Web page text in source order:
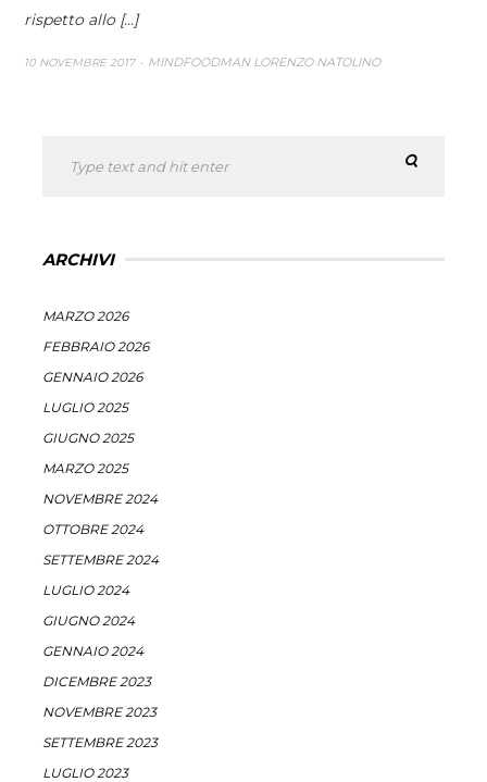
rispetto allo [...]
10 NOVEMBRE 2017 MINDFOODMAN LORENZO NATOLINO
ARCHIVI
MARZO 2026
FEBBRAIO 2026
GENNAIO 2026
LUGLIO 2025
GIUGNO 2025
MARZO 2025
NOVEMBRE 2024
OTTOBRE 2024
SETTEMBRE 2024
LUGLIO 2024
GIUGNO 2024
GENNAIO 2024
DICEMBRE 2023
NOVEMBRE 2023
SETTEMBRE 2023
LUGLIO 2023